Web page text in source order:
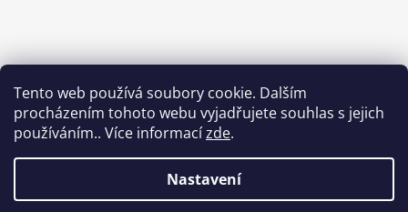
Tento web používá soubory cookie. Dalším
procházením tohoto webu vyjadřujete souhlas s jejich
používáním.. Více informacízde.
Nastavení
Facebook